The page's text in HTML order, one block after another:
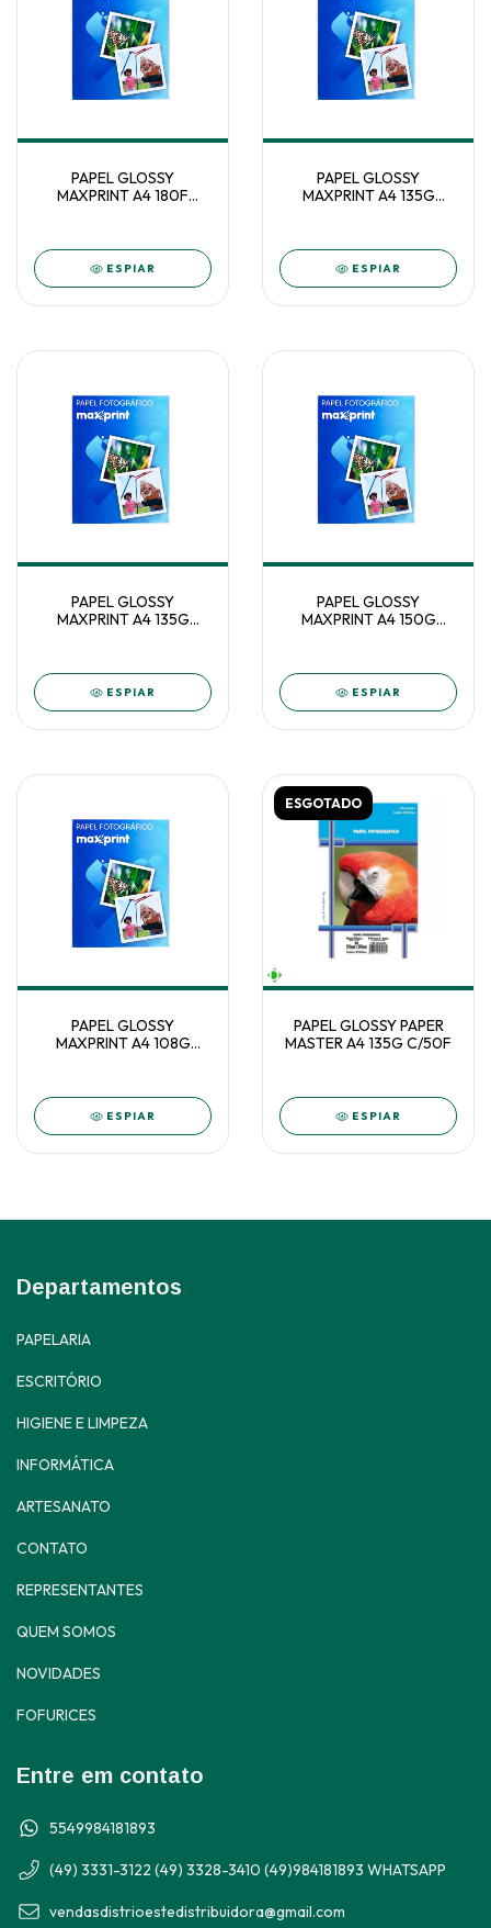
PAPEL GLOSSY
MAXPRINT A4 180F
ESPIAR
PAPEL GLOSSY
MAXPRINT A4 135G
ESPIAR
PAPEL GLOSSY
MAXPRINT A4 135G
ESPIAR
PAPEL GLOSSY
MAXPRINT A4 150G
ESPIAR
PAPEL GLOSSY
MAXPRINT A4 108G
ESPIAR
ESGOTADO
PAPEL GLOSSY PAPER
MASTER A4 135G C/50F
ESPIAR
Departamentos
PAPELARIA
ESCRITÓRIO
HIGIENE E LIMPEZA
INFORMÁTICA
ARTESANATO
CONTATO
REPRESENTANTES
QUEM SOMOS
NOVIDADES
FOFURICES
Entre em contato
5549984181893
(49) 3331-3122 (49) 3328-3410 (49)984181893 WHATSAPP
vendasdistrioestedistribuidora@gmail.com